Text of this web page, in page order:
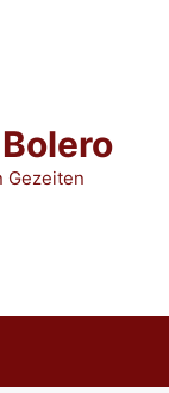
Gezeiten